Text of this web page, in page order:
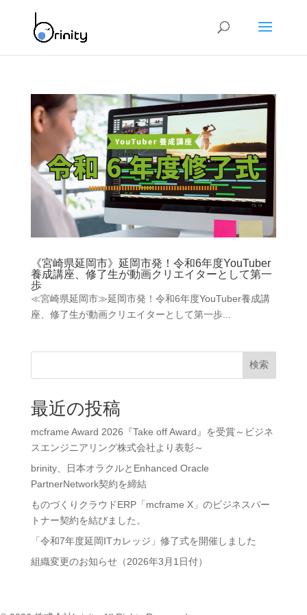
《宮崎県延岡市》延岡市発！令和6年度YouTuber
養成講座、修了生が動画クリエイターとして第一
歩
≪宮崎県延岡市≫延岡市発！令和6年度YouTuber養成講
座、修了生が動画クリエイターとして第一歩...
検索
最近の投稿
mcframe Award 2026『Take off Award』を受賞～ビジネ
スエンジニアリング株式会社より表彰～
brinity、日本オラクルとEnhanced Oracle
PartnerNetwork契約を締結
ものづくりクラウドERP「mcframe X」のビジネスパー
トナー契約を結びました。
「令和7年度延岡ITカレッジ」修了式を開催しました
組織変更のお知らせ（2026年3月1日付）